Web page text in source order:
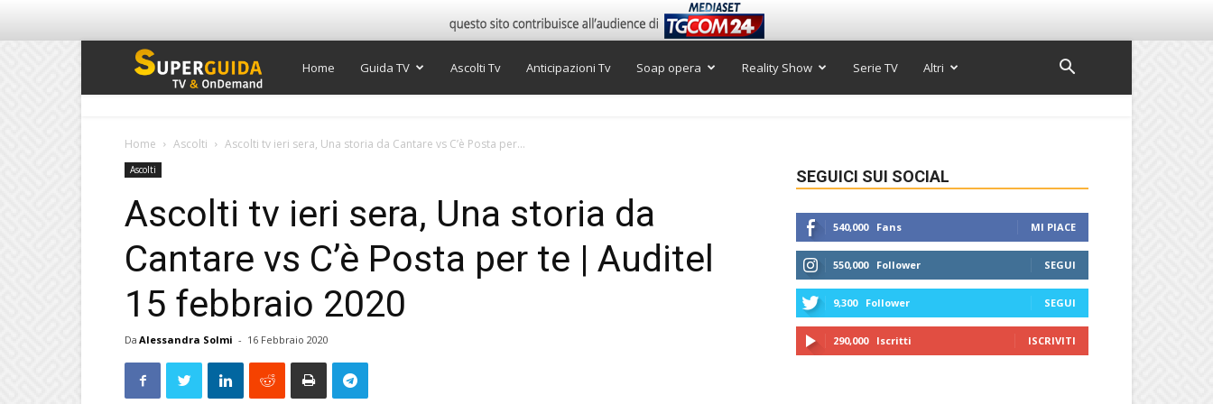
Super
Home Guida TV Ascolti Tv Anticipazioni Tv Soap opera Reality Show Serie TV Altri
Home Ascolti Ascolti tv ieri sera, Una storia da Cantare vs C’è Posta per...
Ascolti
Ascolti tv ieri sera, Una storia da
Cantare vs C’è Posta per te | Auditel
15 febbraio 2020
Da Alessandra Solmi - 16 Febbraio 2020
SEGUICI SUI SOCIAL
540,000 Fans MI PIACE
550,000 Follower SEGUI
9,300 Follower SEGUI
290,000 Iscritti ISCRIVITI